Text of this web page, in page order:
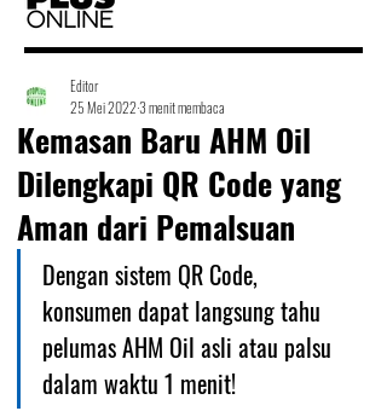
Kemasan Baru AHM Oil
Dilengkapi QR Code yang
Aman dari Pemalsuan
Editor
25 Mei 20223 menit membaca
Dengan sistem QR Code,
konsumen dapat langsung tahu
pelumas AHM Oil asli atau palsu
dalam waktu 1 menit!